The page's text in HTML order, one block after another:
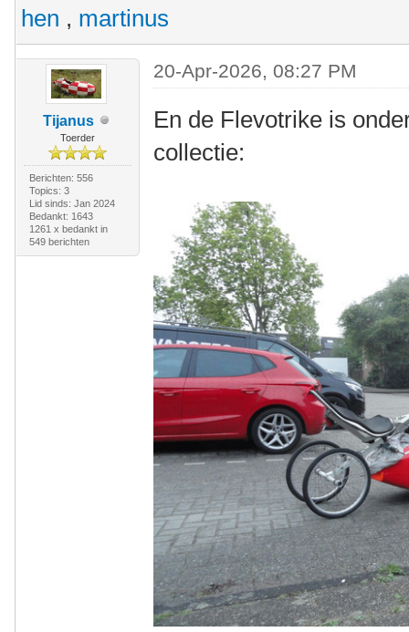
hen , martinus
Tijanus
Toerder
Berichten: 556
Topics: 3
Lid sinds: Jan 2024
Bedankt: 1643
1261 x bedankt in
549 berichten
20-Apr-2026, 08:27 PM
En de Flevotrike is
collectie: